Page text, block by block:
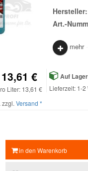
Hersteller:
Art.-
mehr
13,61 €
Liter: 13,61 €
zzgl. Versand *
Auf Lager
Lieferzeit: 1-2
in den Warenkorb